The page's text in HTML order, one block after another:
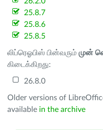
25.8.7
25.8.6
25.8.5
லிப்ரெஓபிஸ் பின்வரும் முன்
கிடைக்கிறது:
26.8.0
Older versions of
available in the archive